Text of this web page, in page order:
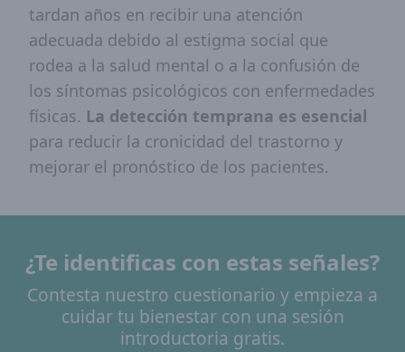
tardan años en recibir una atención
adecuada debido al estigma social que
rodea a la salud mental o a la confusión de
los síntomas psicológicos con enfermedades
físicas. La detección temprana es esencial
para reducir la cronicidad del trastorno y
mejorar el pronóstico de los pacientes.
¿Te identificas con estas señales?
Contesta nuestro cuestionario y empieza a
cuidar tu bienestar con una sesión
introductoria gratis.